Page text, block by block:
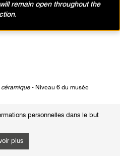
personnelles dans le but
plus
céramique - Niveau 6 du musée
à 18h00
remain open throughout the